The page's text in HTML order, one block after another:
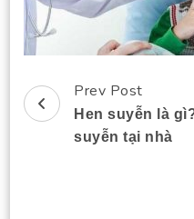
Post
Navigation
Prev Post
Hen suyễn là
suyễn tại nhà